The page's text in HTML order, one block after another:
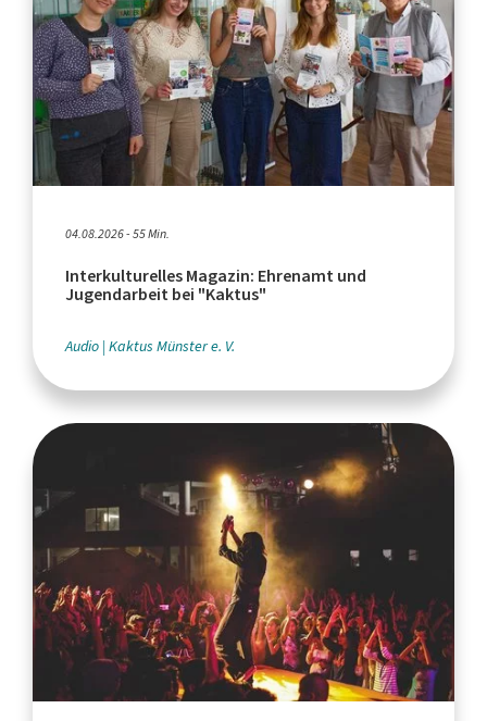
04.08.2026 - 55 Min.
Interkulturelles Magazin: Ehrenamt und
Jugendarbeit bei "Kaktus"
Audio Kaktus Münster e. V.